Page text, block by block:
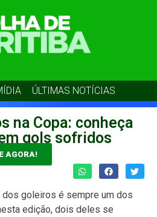
ÚLTIMAS NOTÍCIAS
na Copa: conheça
gols sofridos
AGORA!
dos goleiros é sempre um dos
edição, dois deles se